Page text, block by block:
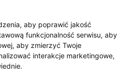
aby poprawić jakość
funkcjonalność serwisu, aby
, aby zmierzyć Twoje
interakcje marketingowe,
.